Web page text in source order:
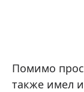
Помимо
также имел